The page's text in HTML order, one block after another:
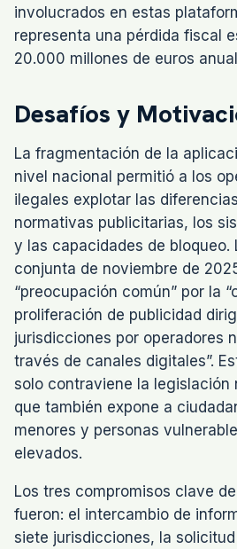
involucrados en estas
representa una pérdida fiscal
20.000 millones de euros
Desafíos y
La fragmentación de la
nivel nacional permitió a los
ilegales explotar las
normativas publicitarias, los
y las capacidades de bloqueo.
conjunta de noviembre de
“preocupación común” por la
proliferación de publicidad
jurisdicciones por operadores
través de canales digitales”.
solo contraviene la legislación
que también expone a
menores y personas
elevados.
Los tres compromisos clave
fueron: el intercambio de
siete jurisdicciones, la